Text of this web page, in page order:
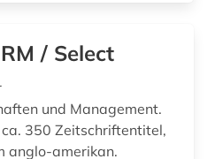
beschäftigungspolitik (1)
/ Select
und Management.
350 Zeitschriftentitel,
anglo-amerikan.